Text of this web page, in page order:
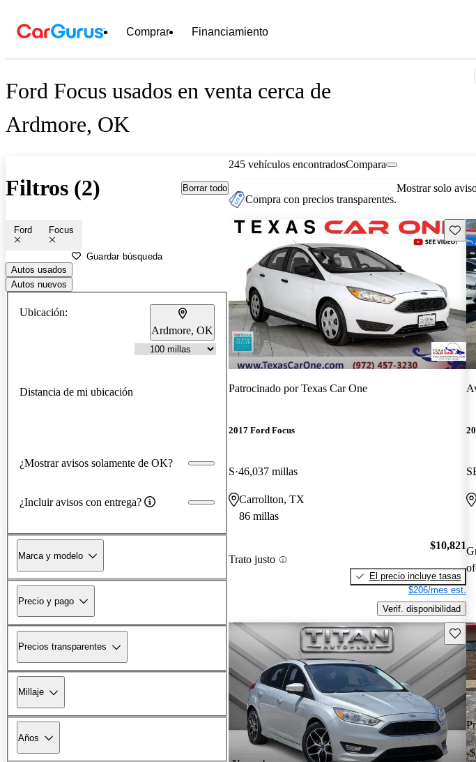
Comprar Financiamiento
Ford Focus usados en venta cerca de
Ardmore, OK
Filtros (2) Borrar todo
Ford Focus
Guardar búsqueda
Autos usados
Autos nuevos
Ubicación:
Ardmore, OK
Distancia de mi ubicación
¿Mostrar avisos solamente de OK?
¿Incluir avisos con entrega?
Marca y modelo
Precio y pago
Precios transparentes
Millaje
Años
245 vehículos encontradosCompara
Compra con precios transparentes.
Mostrar solo
Patrocinado porTexas Car One
2017 Ford Focus
S 46,037 millas
Carrollton, TX
86 millas
Trato justo
$10,821
El precio incluye tasas
$206/mes est.
Verif. disponibilidad
-